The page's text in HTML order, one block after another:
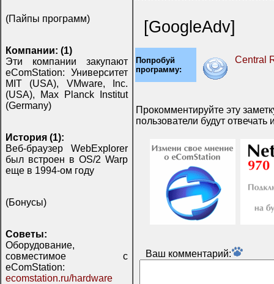
(Пайпы программ)
Компании: (1)
Эти компании закупают
eComStation: Университет
MIT (USA), VMware, Inc.
(USA), Max Planck Institut
(Germany)
История (1):
Веб-браузер WebExplorer
был встроен в OS/2 Warp
еще в 1994-ом году
(Бонусы)
Советы:
Оборудование,
совместимое с
eComStation:
ecomstation.ru/hardware
[GoogleAdv]
Попробуй
программу:
Central
Прокомментируйте эту
пользователи будут отвечать
Ваш комментарий: